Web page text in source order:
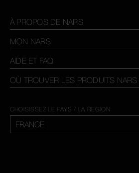
À PROPOS DE NARS
MON NARS
AIDE ET FAQ
OÙ TROUVER LES PRODUITS NARS
CHOISISSEZ LE PAYS / LA REGION